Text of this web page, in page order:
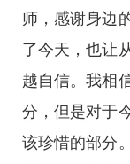
师，感谢身边
了今天，也让
越自信。我相
分，但是对于
该珍惜的部分